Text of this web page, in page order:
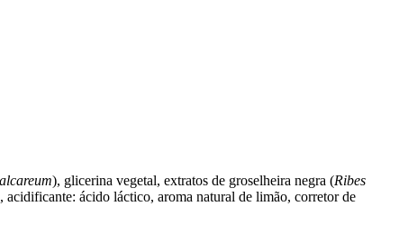
), glicerina vegetal, extratos de groselheira negra (Ribes
acidificante: ácido láctico, aroma natural de limão, corretor de